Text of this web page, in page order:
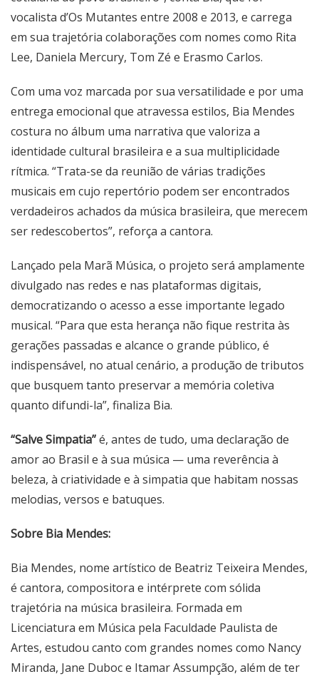
vocalista d’Os Mutantes entre 2008 e 2013, e carrega
em sua trajetória colaborações com nomes como Rita
Lee, Daniela Mercury, Tom Zé e Erasmo Carlos.
Com uma voz marcada por sua versatilidade e por uma
entrega emocional que atravessa estilos, Bia Mendes
costura no álbum uma narrativa que valoriza a
identidade cultural brasileira e a sua multiplicidade
rítmica. “Trata-se da reunião de várias tradições
musicais em cujo repertório podem ser encontrados
verdadeiros achados da música brasileira, que merecem
ser redescobertos”, reforça a cantora.
Lançado pela Marã Música, o projeto será amplamente
divulgado nas redes e nas plataformas digitais,
democratizando o acesso a esse importante legado
musical. “Para que esta herança não fique restrita às
gerações passadas e alcance o grande público, é
indispensável, no atual cenário, a produção de tributos
que busquem tanto preservar a memória coletiva
quanto difundi-la”, finaliza Bia.
“Salve Simpatia”é, antes de tudo, uma declaração de
amor ao Brasil e à sua música — uma reverência à
beleza, à criatividade e à simpatia que habitam nossas
melodias, versos e batuques.
Sobre Bia Mendes:
Bia Mendes, nome artístico de Beatriz Teixeira Mendes,
é cantora, compositora e intérprete com sólida
trajetória na música brasileira. Formada em
Licenciatura em Música pela Faculdade Paulista de
Artes, estudou canto com grandes nomes como Nancy
Miranda, Jane Duboc e Itamar Assumpção, além de ter